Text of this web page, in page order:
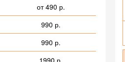
от 490 р.
990 р.
990 р.
1990 р.